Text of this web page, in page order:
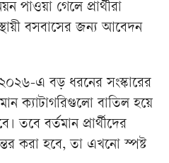
পাওয়া গেলে প্রার্থীরা
বসবাসের জন্য আবেদন
এ বড় ধরনের সংস্কারের
ক্যাটাগরিগুলো বাতিল হয়ে
তবে বর্তমান প্রার্থীদের
করা হবে, তা এখনো স্পষ্ট